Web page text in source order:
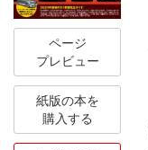
ページ
プレビュー
紙版の本を
購入する